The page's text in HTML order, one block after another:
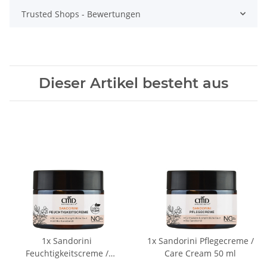
Trusted Shops - Bewertungen
Dieser Artikel besteht aus
1x Sandorini
Feuchtigkeitscreme /
1x Sandorini Pflegecreme /
Care Cream 50 ml